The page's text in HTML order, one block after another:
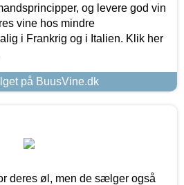
og levere god vin
vine hos mindre
i Frankrig og i Italien. Klik her
på BuusVine.dk
deres øl, men de sælger også